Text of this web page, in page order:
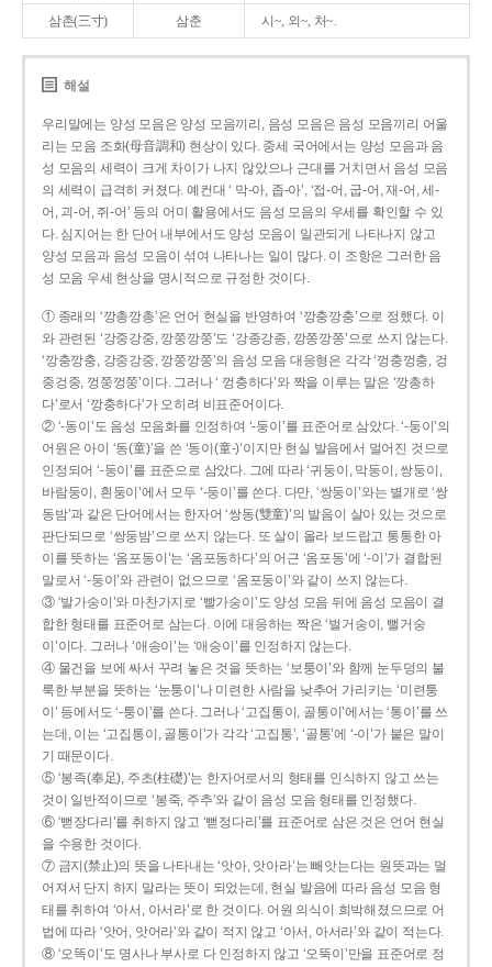
삼촌(三寸) 삼춘 시~, 외~, 처~.
해설
우리말에는 양성 모음은 양성 모음끼리, 음성 모음은 음성 모음끼리 어울
리는 모음 조화(母音調和) 현상이 있다. 중세 국어에서는 양성 모음과 음
성 모음의 세력이 크게 차이가 나지 않았으나 근대를 거치면서 음성 모음
의 세력이 급격히 커졌다. 예컨대 ‘ 막-아, 좁-아’, ‘접-어, 굽-어, 재-어, 세-
어, 괴-어, 쥐-어’ 등의 어미 활용에서도 음성 모음의 우세를 확인할 수 있
다. 심지어는 한 단어 내부에서도 양성 모음이 일관되게 나타나지 않고
양성 모음과 음성 모음이 섞여 나타나는 일이 많다. 이 조항은 그러한 음
성 모음 우세 현상을 명시적으로 규정한 것이다.
① 종래의 ‘깡총깡총’은 언어 현실을 반영하여 ‘깡충깡충’으로 정했다. 이
와 관련된 ‘강중강중, 깡쭝깡쭝’도 ‘강종강종, 깡쫑깡쫑’으로 쓰지 않는다.
‘깡충깡충, 강중강중, 깡쭝깡쭝’의 음성 모음 대응형은 각각 ‘껑충껑충, 겅
중겅중, 껑쭝껑쭝’이다. 그러나 ‘ 껑충하다’와 짝을 이루는 말은 ‘깡총하
다’로서 ‘깡충하다’가 오히려 비표준어이다.
② ‘-동이’도 음성 모음화를 인정하여 ‘-둥이’를 표준어로 삼았다. ‘-둥이’의
어원은 아이 ‘동(童)’을 쓴 ‘동이(童-)’이지만 현실 발음에서 멀어진 것으로
인정되어 ‘-둥이’를 표준으로 삼았다. 그에 따라 ‘귀둥이, 막둥이, 쌍둥이,
바람둥이, 흰둥이’에서 모두 ‘-둥이’를 쓴다. 다만, ‘쌍둥이’와는 별개로 ‘쌍
동밤’과 같은 단어에서는 한자어 ‘쌍동(雙童)’의 발음이 살아 있는 것으로
판단되므로 ‘쌍둥밤’으로 쓰지 않는다. 또 살이 올라 보드랍고 통통한 아
이를 뜻하는 ‘옴포동이’는 ‘옴포동하다’의 어근 ‘옴포동’에 ‘-이’가 결합된
말로서 ‘-둥이’와 관련이 없으므로 ‘옴포둥이’와 같이 쓰지 않는다.
③ ‘발가숭이’와 마찬가지로 ‘빨가숭이’도 양성 모음 뒤에 음성 모음이 결
합한 형태를 표준어로 삼는다. 이에 대응하는 짝은 ‘벌거숭이, 뻘거숭
이’이다. 그러나 ‘애송이’는 ‘애숭이’를 인정하지 않는다.
④ 물건을 보에 싸서 꾸려 놓은 것을 뜻하는 ‘보퉁이’와 함께 눈두덩의 불
룩한 부분을 뜻하는 ‘눈퉁이’나 미련한 사람을 낮추어 가리키는 ‘미련퉁
이’ 등에서도 ‘-퉁이’를 쓴다. 그러나 ‘고집통이, 골통이’에서는 ‘통이’를 쓰
는데, 이는 ‘고집통이, 골통이’가 각각 ‘고집통’, ‘골통’에 ‘-이’가 붙은 말이
기 때문이다.
⑤ ‘봉족(奉足), 주초(柱礎)’는 한자어로서의 형태를 인식하지 않고 쓰는
것이 일반적이므로 ‘봉죽, 주추’와 같이 음성 모음 형태를 인정했다.
⑥ ‘뻗장다리’를 취하지 않고 ‘뻗정다리’를 표준어로 삼은 것은 언어 현실
을 수용한 것이다.
⑦ 금지(禁止)의 뜻을 나타내는 ‘앗아, 앗아라’는 빼앗는다는 원뜻과는 멀
어져서 단지 하지 말라는 뜻이 되었는데, 현실 발음에 따라 음성 모음 형
태를 취하여 ‘아서, 아서라’로 한 것이다. 어원 의식이 희박해졌으므로 어
법에 따라 ‘앗어, 앗어라’와 같이 적지 않고 ‘아서, 아서라’와 같이 적는다.
⑧ ‘오똑이’도 명사나 부사로 다 인정하지 않고 ‘오뚝이’만을 표준어로 정